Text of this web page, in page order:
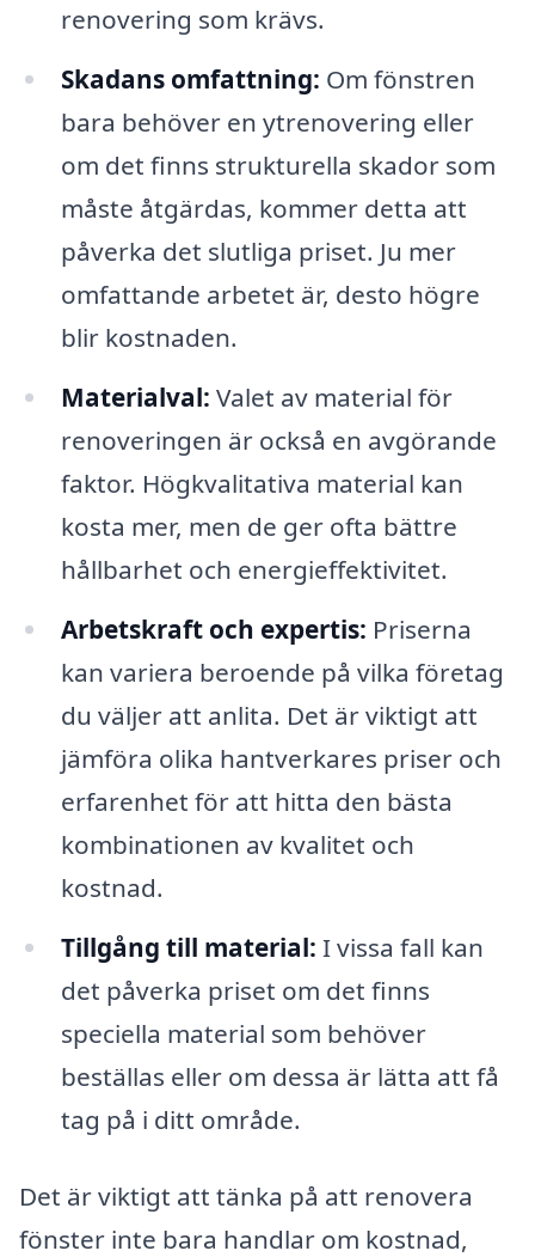
renovering som krävs.
Skadans omfattning: Om fönstren
bara behöver en ytrenovering eller
om det finns strukturella skador som
måste åtgärdas, kommer detta att
påverka det slutliga priset. Ju mer
omfattande arbetet är, desto högre
blir kostnaden.
Materialval: Valet av material för
renoveringen är också en avgörande
faktor. Högkvalitativa material kan
kosta mer, men de ger ofta bättre
hållbarhet och energieffektivitet.
Arbetskraft och expertis: Priserna
kan variera beroende på vilka företag
du väljer att anlita. Det är viktigt att
jämföra olika hantverkares priser och
erfarenhet för att hitta den bästa
kombinationen av kvalitet och
kostnad.
Tillgång till material: I vissa fall kan
det påverka priset om det finns
speciella material som behöver
beställas eller om dessa är lätta att få
tag på i ditt område.
Det är viktigt att tänka på att renovera
fönster inte bara handlar om kostnad,